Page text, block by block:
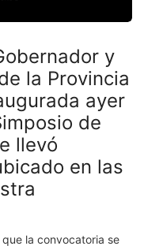
y
la Provincia
ayer
de
llevó
en las
la convocatoria se